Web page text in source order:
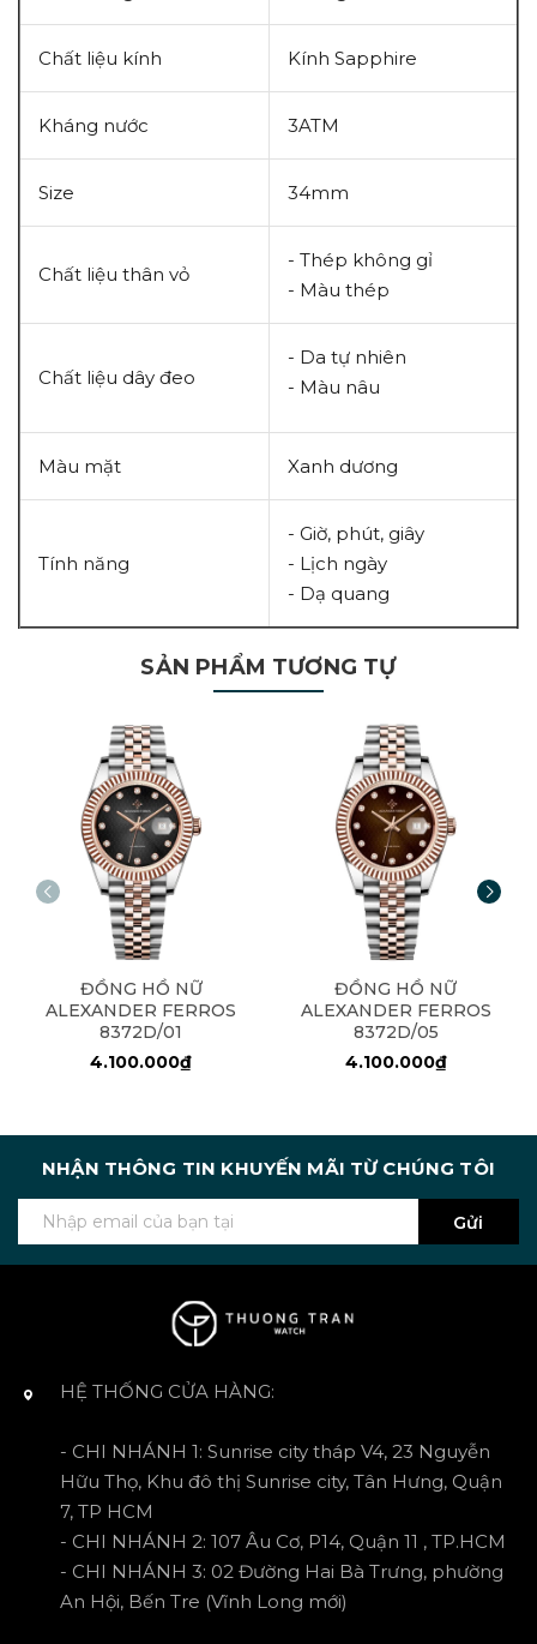
Chất liệu kính Kính Sapphire
Kháng nước 3ATM
Size 34mm
Chất liệu thân vỏ
- Thép không gỉ
- Màu thép
Chất liệu dây đeo
- Da tự nhiên
- Màu nâu
Màu mặt Xanh dương
Tính năng
- Giờ, phút, giây
- Lịch ngày
- Dạ quang
SẢN PHẨM TƯƠNG TỰ
ĐỒNG HỒ NỮ
ALEXANDER FERROS
8372D/01
4.100.000₫
ĐỒNG HỒ NỮ
ALEXANDER FERROS
8372D/05
4.100.000₫
NHẬN THÔNG TIN KHUYẾN MÃI TỪ CHÚNG TÔI
Gửi
HỆ THỐNG CỬA HÀNG:
- CHI NHÁNH 1: Sunrise city tháp V4, 23 Nguyễn
Hữu Thọ, Khu đô thị Sunrise city, Tân Hưng, Quận
7, TP HCM
- CHI NHÁNH 2: 107 Âu Cơ, P14, Quận 11 , TP.HCM
- CHI NHÁNH 3: 02 Đường Hai Bà Trưng, phường
An Hội, Bến Tre (Vĩnh Long mới)